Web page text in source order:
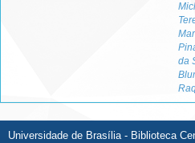
da
Universidade de Brasília - Biblioteca